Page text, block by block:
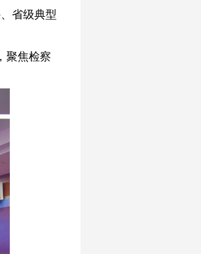
省级典型
聚焦检察